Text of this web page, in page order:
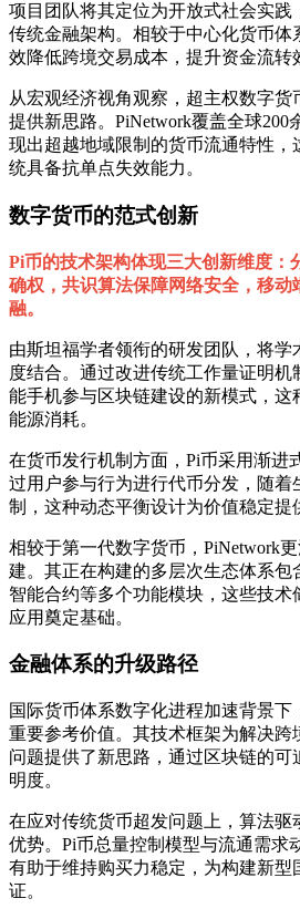
项目团队将其定位为开放式社会实践
传统金融架构。相较于中心化货币体
效降低跨境交易成本，提升资金流转
从宏观经济视角观察，超主权数字
提供新思路。PiNetwork覆盖全球200
现出超越地域限制的货币流通特性，
统具备抗单点失效能力。
数字货币的范式创新
Pi币的技术架构体现三大创新维度：
确权，共识算法保障网络安全，移动
融。
由斯坦福学者领衔的研发团队，将学
度结合。通过改进传统工作量证明机
能手机参与区块链建设的新模式，这
能源消耗。
在货币发行机制方面，Pi币采用渐进
过用户参与行为进行代币分发，随着
制，这种动态平衡设计为价值稳定提
相较于第一代数字货币，PiNetwork
建。其正在构建的多层次生态体系包
智能合约等多个功能模块，这些技
应用奠定基础。
金融体系的升级路径
国际货币体系数字化进程加速背景下
重要参考价值。其技术框架为解决跨
问题提供了新思路，通过区块链的可
明度。
在应对传统货币超发问题上，算法驱
优势。Pi币总量控制模型与流通需求
有助于维持购买力稳定，为构建新型
证。